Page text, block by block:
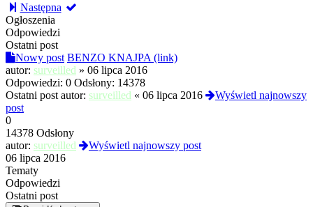
Następna
Ogłoszenia
Odpowiedzi
Ostatni post
Nowy post BENZO KNAJPA (link)
autor: surveilled » 06 lipca 2016
Odpowiedzi: 0 Odsłony: 14378
Ostatni post autor: surveilled « 06 lipca 2016
Wyświetl najnowszy
post
0
14378 Odsłony
autor: surveilled
Wyświetl najnowszy post
06 lipca 2016
Tematy
Odpowiedzi
Ostatni post